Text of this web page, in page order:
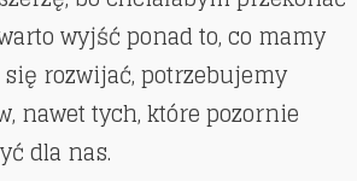
wyjść ponad to, co mamy
się rozwijać, potrzebujemy
nawet tych, które pozornie
dla nas.